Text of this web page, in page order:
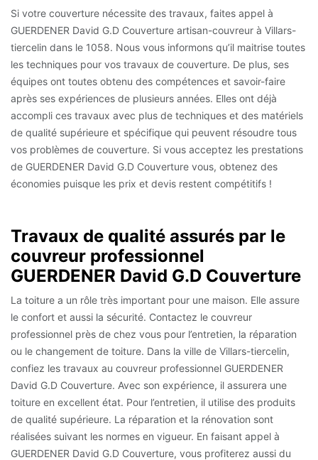
Si votre couverture nécessite des travaux, faites appel à
GUERDENER David G.D Couverture artisan-couvreur à Villars-
tiercelin dans le 1058. Nous vous informons qu’il maitrise toutes
les techniques pour vos travaux de couverture. De plus, ses
équipes ont toutes obtenu des compétences et savoir-faire
après ses expériences de plusieurs années. Elles ont déjà
accompli ces travaux avec plus de techniques et des matériels
de qualité supérieure et spécifique qui peuvent résoudre tous
vos problèmes de couverture. Si vous acceptez les prestations
de GUERDENER David G.D Couverture vous, obtenez des
économies puisque les prix et devis restent compétitifs !
Travaux de qualité assurés par le
couvreur professionnel
GUERDENER David G.D Couverture
La toiture a un rôle très important pour une maison. Elle assure
le confort et aussi la sécurité. Contactez le couvreur
professionnel près de chez vous pour l’entretien, la réparation
ou le changement de toiture. Dans la ville de Villars-tiercelin,
confiez les travaux au couvreur professionnel GUERDENER
David G.D Couverture. Avec son expérience, il assurera une
toiture en excellent état. Pour l’entretien, il utilise des produits
de qualité supérieure. La réparation et la rénovation sont
réalisées suivant les normes en vigueur. En faisant appel à
GUERDENER David G.D Couverture, vous profiterez aussi du